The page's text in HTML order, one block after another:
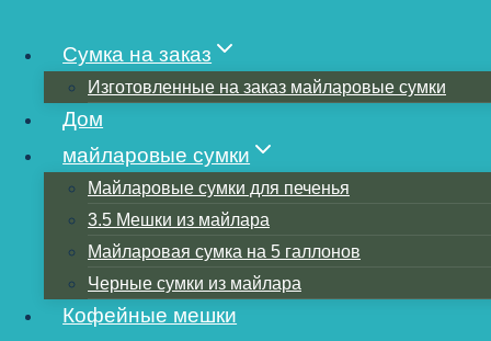
Сумка на заказ
Изготовленные на заказ майларовые сумки
Дом
майларовые сумки
Майларовые сумки для печенья
3.5 Мешки из майлара
Майларовая сумка на 5 галлонов
Черные сумки из майлара
Кофейные мешки
14 ВИДОВ